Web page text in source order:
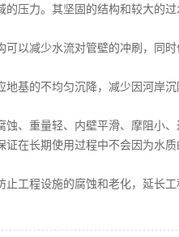
压力。其坚固的结构和较大的过
以减少水流对管壁的冲刷，同时
基的不均匀沉降，减少因河岸沉
、重量轻、内壁平滑、摩阻小、
在长期使用过程中不会因为水
工程设施的腐蚀和老化，延长工